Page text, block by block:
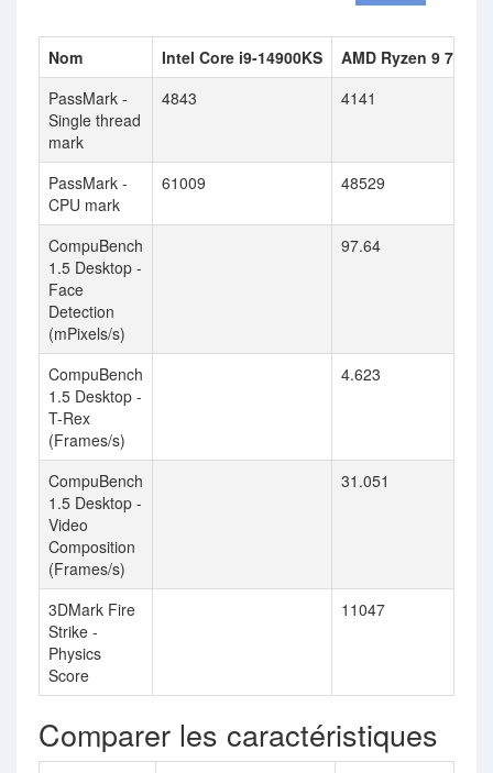
Nom Intel Core i9-14900KS
AMD Ryzen 9 7900
PassMark -
Single thread
mark
4843 4141
PassMark -
CPU mark
61009 48529
CompuBench
1.5 Desktop -
Face
Detection
(mPixels/s)
97.64
CompuBench
1.5 Desktop -
T-Rex
(Frames/s)
4.623
CompuBench
1.5 Desktop -
Video
Composition
(Frames/s)
31.051
3DMark Fire
Strike -
Physics
Score
11047
Comparer les caractéristiques